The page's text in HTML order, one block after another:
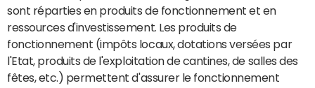
sont réparties en produits de fonctionnement et en
ressources d'investissement. Les produits de
fonctionnement (impôts locaux, dotations versées par
l'Etat, produits de l'exploitation de cantines, de salles des
fêtes, etc.) permettent d'assurer le fonctionnement